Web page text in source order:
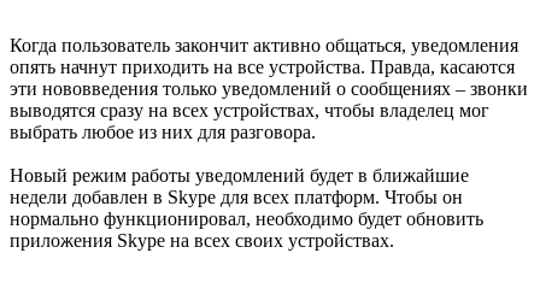
Когда пользователь закончит активно общаться, уведомления
опять начнут приходить на все устройства. Правда, касаются
эти нововведения только уведомлений о сообщениях – звонки
выводятся сразу на всех устройствах, чтобы владелец мог
выбрать любое из них для разговора.
Новый режим работы уведомлений будет в ближайшие
недели добавлен в Skype для всех платформ. Чтобы он
нормально функционировал, необходимо будет обновить
приложения Skype на всех своих устройствах.